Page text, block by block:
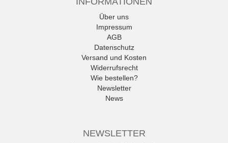
Über uns
Impressum
AGB
Datenschutz
Versand und Kosten
Widerrufsrecht
Wie bestellen?
Newsletter
News
NEWSLETTER